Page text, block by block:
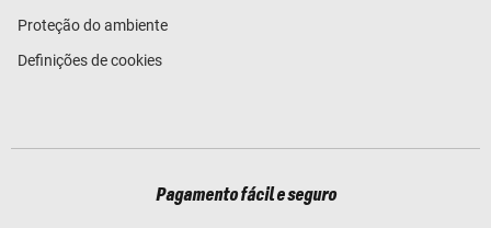
Proteção do ambiente
Definições de cookies
Pagamento fácil e seguro